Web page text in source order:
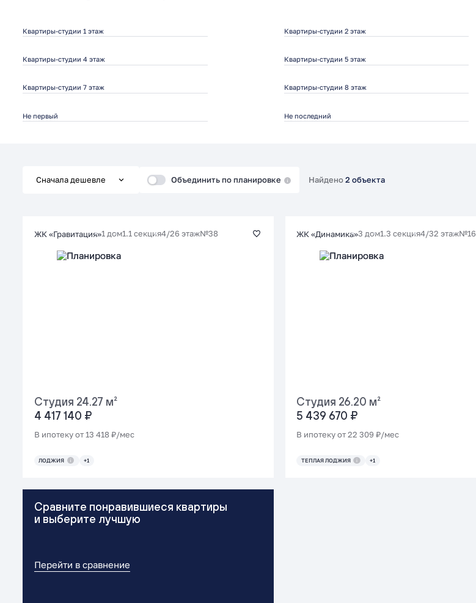
Квартиры-студии 1 этаж Квартиры-студии 2 этаж
Квартиры-студии 4 этаж Квартиры-студии 5 этаж
Квартиры-студии 7 этаж Квартиры-студии 8 этаж
Не первый Не последний
Сначала дешевле
Сначала дороже
Площадь меньше
Объединить по планировке Найдено2 объекта
ЖК «Гравитация»1 дом1.1 секция4/26 этаж№38
Студия 24.27 м²
4 417 140 ₽
В ипотеку от 13 418 ₽/мес
ЛОДЖИЯ +1
ЖК «Динамика»3 дом1.3 секция4/32 этаж№16
Студия 26.20 м²
5 439 670 ₽
В ипотеку от 22 309 ₽/мес
ТЕПЛАЯ ЛОДЖИЯ +1
Сравните понравившиеся квартиры
и выберите лучшую
Перейти в сравнение